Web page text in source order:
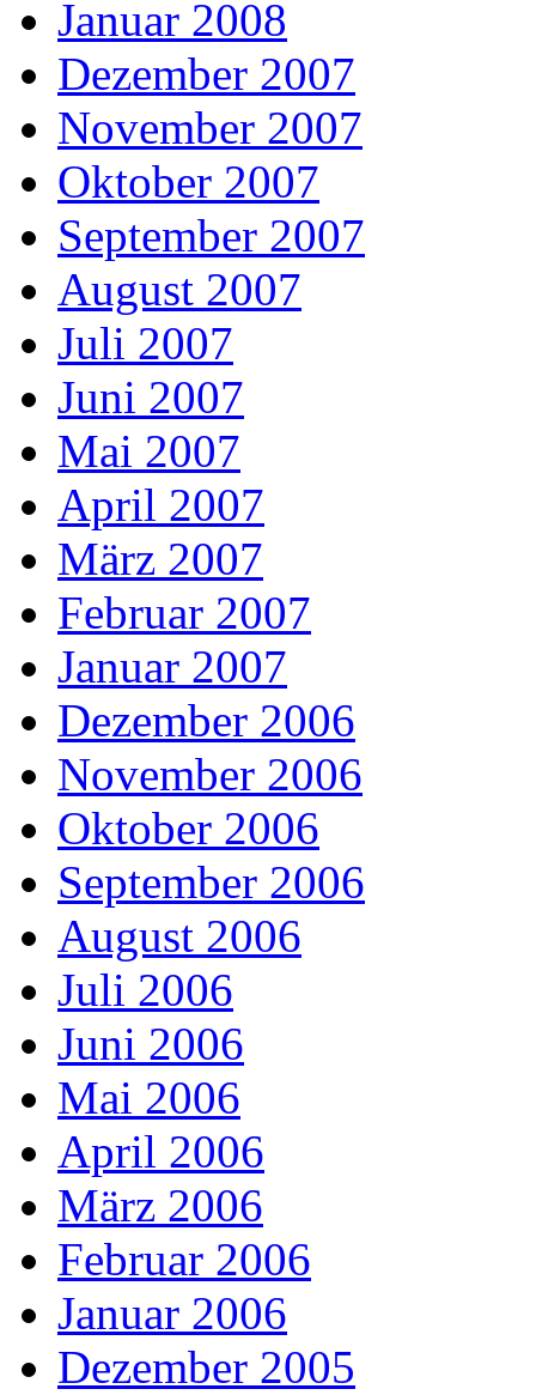
Januar 2008
Dezember 2007
November 2007
Oktober 2007
September 2007
August 2007
Juli 2007
Juni 2007
Mai 2007
April 2007
März 2007
Februar 2007
Januar 2007
Dezember 2006
November 2006
Oktober 2006
September 2006
August 2006
Juli 2006
Juni 2006
Mai 2006
April 2006
März 2006
Februar 2006
Januar 2006
Dezember 2005